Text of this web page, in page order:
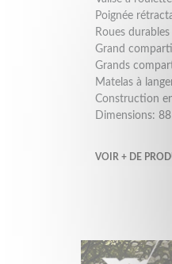
Poignée
Roues
Grand
Grands
Matelas à
Construction
Dimensions:
VOIR + DE